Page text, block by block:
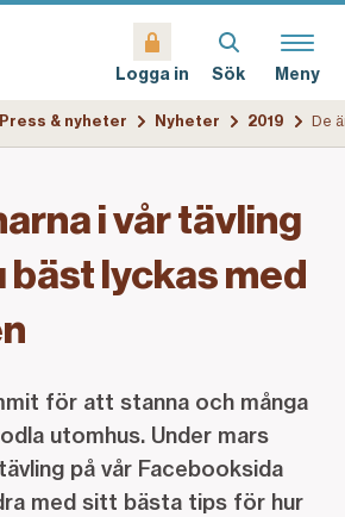
Logga in Sök Meny
Press & nyheter Nyheter 2019
i vår tävling
bäst lyckas med
för att stanna och många
utomhus. Under mars
på vår Facebooksida
med sitt bästa tips för hur